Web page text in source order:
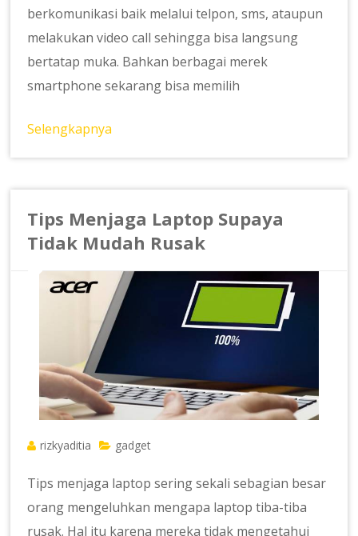
berkomunikasi baik melalui telpon, sms, ataupun
melakukan video call sehingga bisa langsung
bertatap muka. Bahkan berbagai merek
smartphone sekarang bisa memilih
Selengkapnya
Tips Menjaga Laptop Supaya
Tidak Mudah Rusak
rizkyaditia gadget
Tips menjaga laptop sering sekali sebagian besar
orang mengeluhkan mengapa laptop tiba-tiba
rusak. Hal itu karena mereka tidak mengetahui